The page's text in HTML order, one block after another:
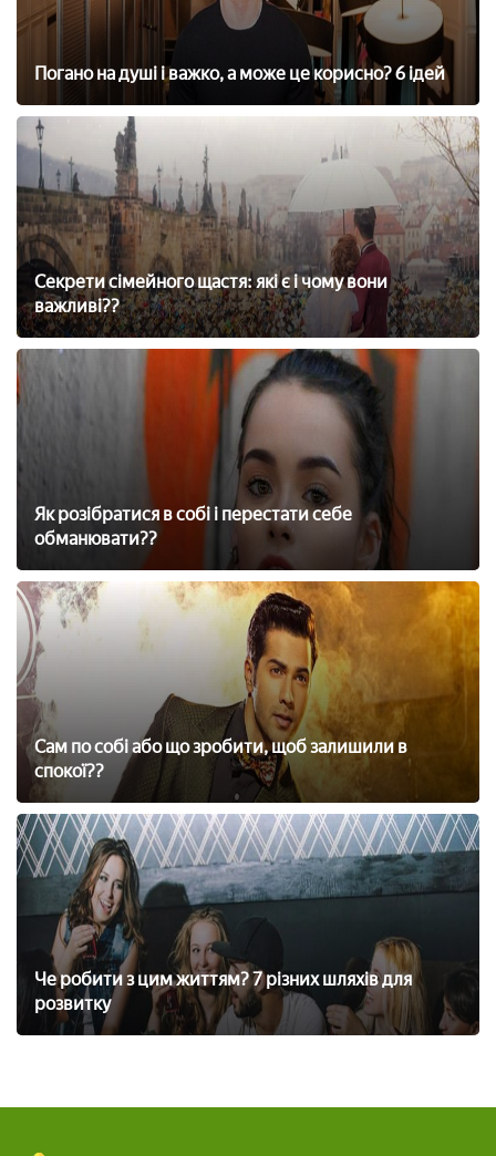
Погано на душі і важко, а може це корисно? 6 ідей
Секрети сімейного щастя: які є і чому вони
важливі??
Як розібратися в собі і перестати себе
обманювати??
Сам по собі або що зробити, щоб залишили в
спокої??
Че робити з цим життям? 7 різних шляхів для
розвитку